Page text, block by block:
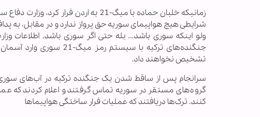
زمانیکه خلبان حماده با میگ-21 به
شرایطی هیچ هواپیمای سوریه حق پرواز ندارد و در مقابل، به
ولو اینکه سوری باشد... بله حتی اگر سوری باشد. اطلاعات
جنگنده‌های ترکیه با
تشخیص نخواهند داد.
سرانجام پس از ساقط شدن یک جنگنده ترکیه در آب‌های
گروه‌های مستقر در سوریه تماس گرفتند و اعلام کردند که
کنند. ترک‌ها دریافتند که عملیات فرار ساختگی هواپیماها